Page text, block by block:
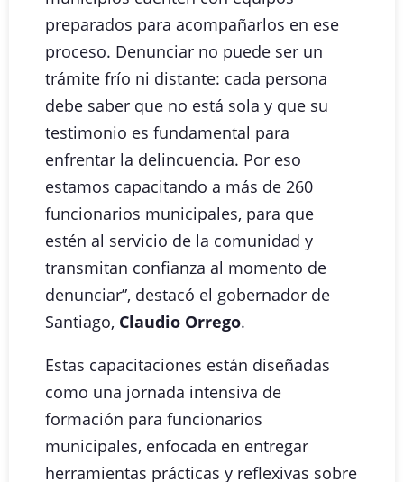
preparados para acompañarlos en ese
proceso. Denunciar no puede ser un
trámite frío ni distante: cada persona
debe saber que no está sola y que su
testimonio es fundamental para
enfrentar la delincuencia. Por eso
estamos capacitando a más de 260
funcionarios municipales, para que
estén al servicio de la comunidad y
transmitan confianza al momento de
denunciar”, destacó el gobernador de
Santiago, Claudio Orrego.
Estas capacitaciones están diseñadas
como una jornada intensiva de
formación para funcionarios
municipales, enfocada en entregar
herramientas prácticas y reflexivas sobre